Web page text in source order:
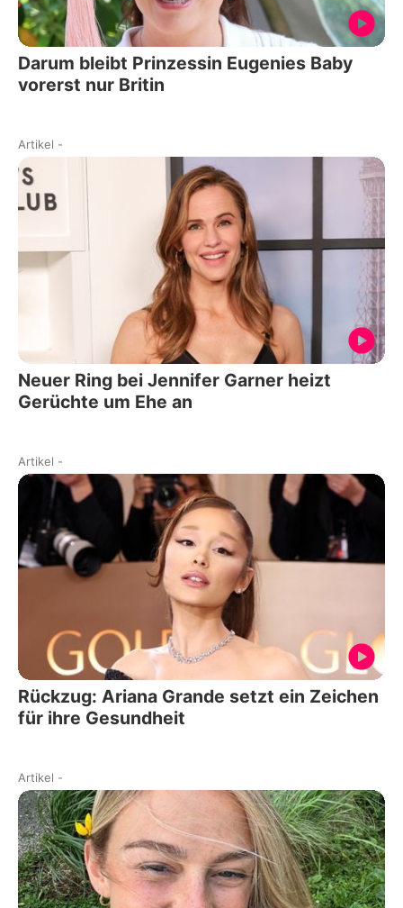
Darum bleibt Prinzessin Eugenies Baby
vorerst nur Britin
Artikel -
Neuer Ring bei Jennifer Garner heizt
Gerüchte um Ehe an
Artikel -
Rückzug: Ariana Grande setzt ein Zeichen
für ihre Gesundheit
Artikel -